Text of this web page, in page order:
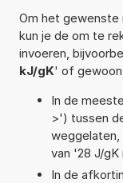
Om het gewenste
kun je de om te
invoeren,
kJ/gK' of
In de
>') tussen
weggelaten,
van '28 J/gK
In de